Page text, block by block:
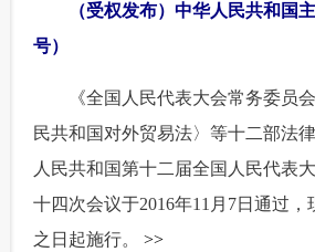
（受权发布）中华人民共和国
号）
《全国人民代表大会常务委员会
民共和国对外贸易法〉等十二部法
人民共和国第十二届全国人民代表
十四次会议于2016年11月7日通过
之日起施行。>>